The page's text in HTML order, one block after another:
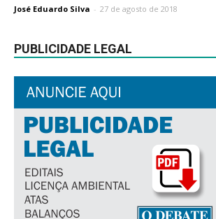
José Eduardo Silva - 27 de agosto de 2018
PUBLICIDADE LEGAL